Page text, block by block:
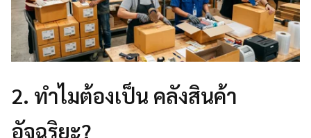
2. ทำไมต้องเป็น คลังสินค้า
อัจฉริยะ?